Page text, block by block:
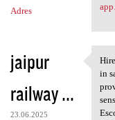
Adres
jaipur
railway ...
23.06.2025
in